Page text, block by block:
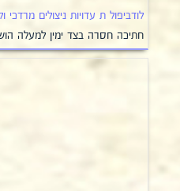
לודביפול ת עדויות ניצולים מרדכי
חתיכה חסרה בצד ימין למעלה